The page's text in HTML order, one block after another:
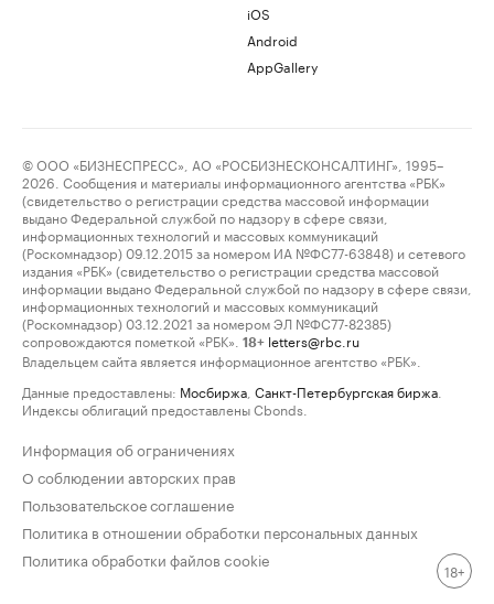
iOS
Android
AppGallery
© ООО «БИЗНЕСПРЕСС», АО «РОСБИЗНЕСКОНСАЛТИНГ», 1995–
2026. Сообщения и материалы информационного агентства «РБК»
(свидетельство о регистрации средства массовой информации
выдано Федеральной службой по надзору в сфере связи,
информационных технологий и массовых коммуникаций
(Роскомнадзор) 09.12.2015 за номером ИА №ФС77-63848) и сетевого
издания «РБК» (свидетельство о регистрации средства массовой
информации выдано Федеральной службой по надзору в сфере связи,
информационных технологий и массовых коммуникаций
(Роскомнадзор) 03.12.2021 за номером ЭЛ №ФС77-82385)
сопровождаются пометкой «РБК».
18+ letters@rbc.ru
Владельцем сайта является информационное агентство «РБК».
Данные предоставлены: Мосбиржа Санкт-Петербургская биржа
Индексы облигаций предоставлены Cbonds.
Информация об ограничениях
О соблюдении авторских прав
Пользовательское соглашение
Политика в отношении обработки персональных данных
Политика обработки файлов cookie
18+